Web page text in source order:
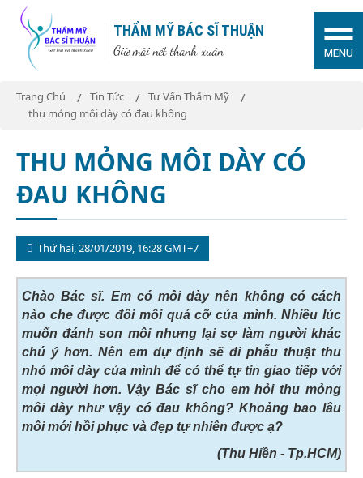
THẨM MỸ BÁC SĨ THUẬN
Giữ mãi nét thanh xuân MENU
Trang Chủ Tin Tức
Tư Vấn Thẩm Mỹ
thu mỏng môi dày có đau không
THU MỎNG MÔI DÀY CÓ
ĐAU KHÔNG
Thứ hai, 28/01/2019, 16:28 GMT+7
Chào Bác sĩ. Em có môi dày nên không có cách
nào che được đôi môi quá cỡ của mình. Nhiều lúc
muốn đánh son môi nhưng lại sợ làm người khác
chú ý hơn. Nên em dự định sẽ đi phẫu thuật thu
nhỏ môi dày của mình để có thể tự tin giao tiếp với
mọi người hơn. Vậy Bác sĩ cho em hỏi thu mỏng
môi dày như vậy có đau không? Khoảng bao lâu
môi mới hồi phục và đẹp tự nhiên được ạ?
(Thu Hiền - Tp.HCM)